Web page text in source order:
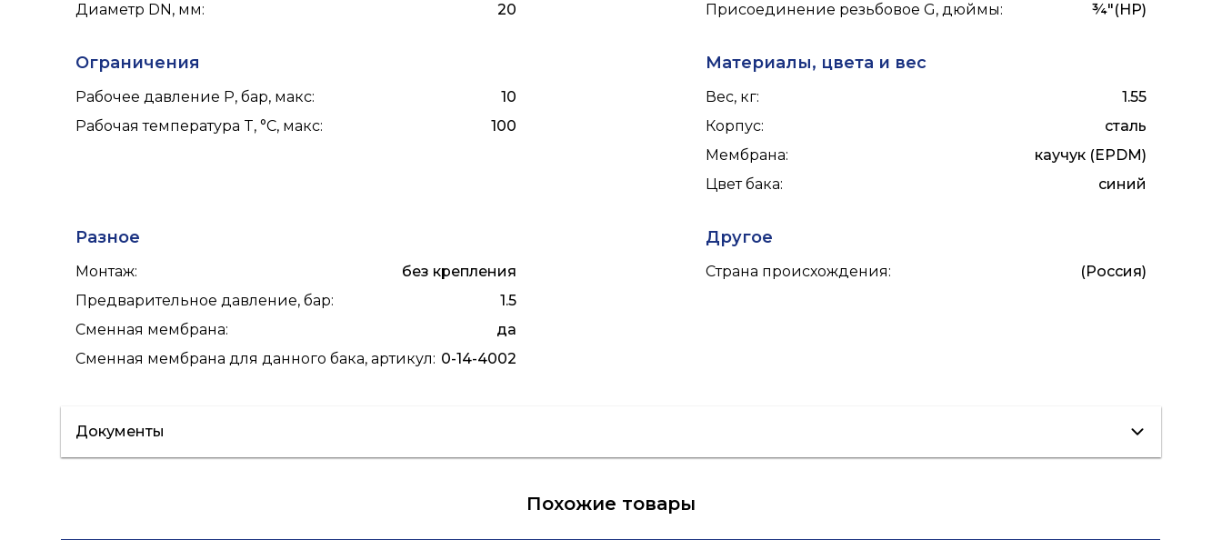
Диаметр DN, мм: 20 Присоединение резьбовое G, дюймы: ¾"(НР)
Ограничения
Рабочее давление P, бар, макс:
10
Рабочая температура T, °C, макс: 100
Материалы, цвета и вес
Вес, кг:
1.55
Корпус:
сталь
Мембрана:
каучук (EPDM)
Цвет бака: синий
Разное
Монтаж:
без крепления
Предварительное давление, бар:
1.5
Сменная мембрана:
да
Сменная мембрана для данного бака, артикул: 0-14-4002
Другое
Страна происхождения: (Россия)
Документы
Похожие товары